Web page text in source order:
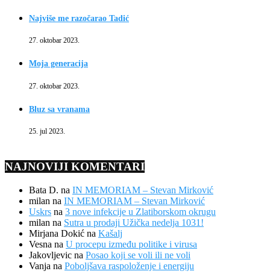
Najviše me razočarao Tadić
27. oktobar 2023.
Moja generacija
27. oktobar 2023.
Bluz sa vranama
25. jul 2023.
NAJNOVIJI KOMENTARI
Bata D. na IN MEMORIAM – Stevan Mirković
milan na IN MEMORIAM – Stevan Mirković
Uskrs na 3 nove infekcije u Zlatiborskom okrugu
milan na Sutra u prodaji Užička nedelja 1031!
Mirjana Dokić na Kašalj
Vesna na U procepu između politike i virusa
Jakovljevic na Posao koji se voli ili ne voli
Vanja na Poboljšava raspoloženje i energiju